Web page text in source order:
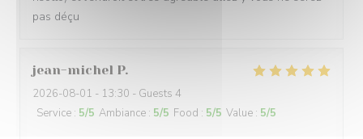
pas déçu
jean-michel P
2026-08-01 - 13:30 - Guests 4
Service : 5/5 Ambiance : 5/5 Food : 5/5 Value : 5/5